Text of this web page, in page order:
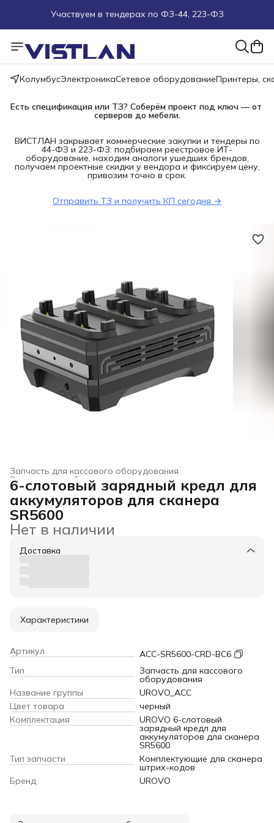
Пуско-наладочные работы
Более 100 000 позиций в наличии и под заказ
КолумбусЭлектроникаСетевое оборудованиеПринтеры,
Есть спецификация или ТЗ? Соберём проект под ключ — от
серверов до мебели.
ВИСТЛАН закрывает коммерческие закупки и тендеры по
44-ФЗ и 223-ФЗ: подбираем реестровое ИТ-
оборудование, находим аналоги ушедших брендов,
получаем проектные скидки у вендора и фиксируем цену,
привозим точно в срок.
Отправить ТЗ и получить КП сегодня →
Запчасть для кассового оборудования
Электронное оборудование для торговли
Электроника ›
Главная ›
6-слотовый зарядный кредл для
аккумуляторов для сканера
SR5600
Нет в наличии
Доставка
Характеристики
Артикул
ACC-SR5600-CRD-BC6
Тип
Запчасть для кассового
оборудования
Название группы
UROVO_ACC
Цвет товара
черный
Комплектация
UROVO 6-слотовый
зарядный кредл для
аккумуляторов для сканера
SR5600
Тип запчасти
Комплектующие для сканера
штрих-кодов
Бренд
UROVO